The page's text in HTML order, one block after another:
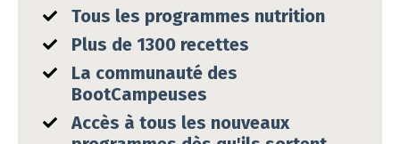
Tous les programmes nutrition
Plus de 1300 recettes
La communauté des
BootCampeuses
Accès à tous les nouveaux